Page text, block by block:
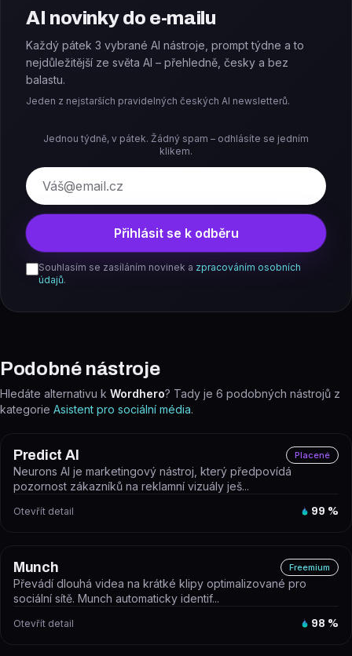
AI novinky do e-mailu
Každý pátek 3 vybrané AI nástroje, prompt týdne a to
nejdůležitější ze světa AI – přehledně, česky a bez
balastu.
Jeden z nejstarších pravidelných českých AI newsletterů.
Jednou týdně, v pátek. Žádný spam – odhlásíte se jedním
klikem.
E-mail
Přihlásit se k odběru
Souhlasím se zasíláním novinek a zpracováním osobních
údajů.
Podobné nástroje
Hledáte alternativu k Wordhero? Tady je 6 podobných nástrojů z
kategorie Asistent pro sociální média.
Predict AI Placené
Neurons AI je marketingový nástroj, který předpovídá
pozornost zákazníků na reklamní vizuály ješ...
Otevřít detail 99 %
Munch Freemium
Převádí dlouhá videa na krátké klipy optimalizované pro
sociální sítě. Munch automaticky identif...
Otevřít detail 98 %